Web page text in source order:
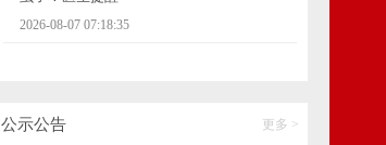
2026-08-06 21:18:11
公示公告 更多 >